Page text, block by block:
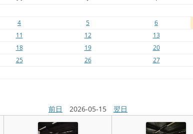
4 5 6
11 12 13
18 19 20
25 26 27
前日 2026-05-15 翌日